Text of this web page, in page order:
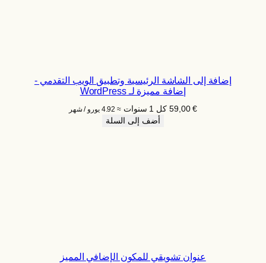
إضافة إلى الشاشة الرئيسية وتطبيق الويب التقدمي -
إضافة مميزة لـ WordPress
59,00€ كل 1 سنوات ≈ 4.92 يورو / شهر
أضف إلى السلة
عنوان تشويقي للمكون الإضافي المميز